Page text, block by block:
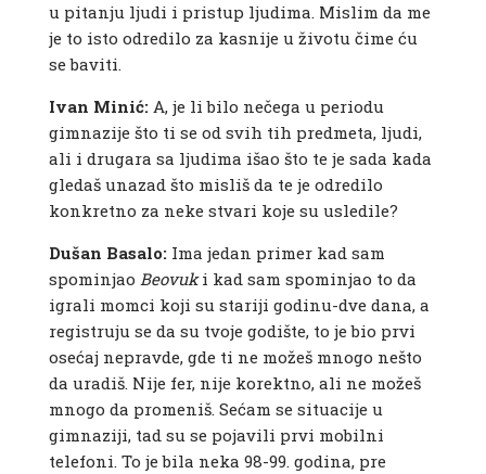
u pitanju ljudi i pristup ljudima. Mislim da me
je to isto odredilo za kasnije u životu čime ću
se baviti.
Ivan Minić:A, je li bilo nečega u periodu
gimnazije što ti se od svih tih predmeta, ljudi,
ali i drugara sa ljudima išao što te je sada kada
gledaš unazad što misliš da te je odredilo
konkretno za neke stvari koje su usledile?
Dušan Basalo:Ima jedan primer kad sam
spominjao Beovuki kad sam spominjao to da
igrali momci koji su stariji godinu-dve dana, a
registruju se da su tvoje godište, to je bio prvi
osećaj nepravde, gde ti ne možeš mnogo nešto
da uradiš. Nije fer, nije korektno, ali ne možeš
mnogo da promeniš. Sećam se situacije u
gimnaziji, tad su se pojavili prvi mobilni
telefoni. To je bila neka 98-99. godina, pre